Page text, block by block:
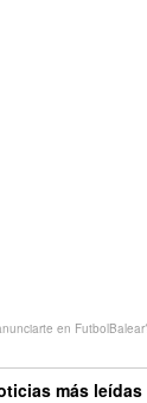
en
más leídas